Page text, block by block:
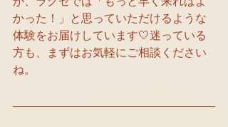
かった！」と思っていただけるような
体験をお届けしています🤍迷っている
方も、まずはお気軽にご相談ください
ね。